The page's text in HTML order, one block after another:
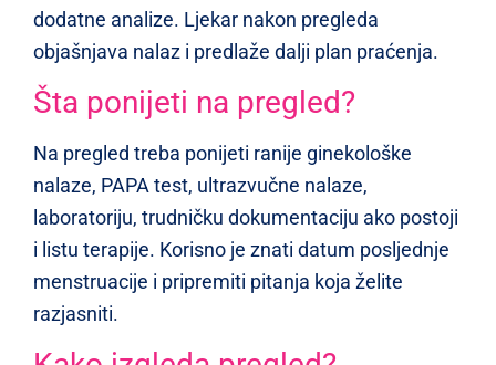
dodatne analize. Ljekar nakon pregleda
objašnjava nalaz i predlaže dalji plan praćenja.
Šta ponijeti na pregled?
Na pregled treba ponijeti ranije ginekološke
nalaze, PAPA test, ultrazvučne nalaze,
laboratoriju, trudničku dokumentaciju ako postoji
i listu terapije. Korisno je znati datum posljednje
menstruacije i pripremiti pitanja koja želite
razjasniti.